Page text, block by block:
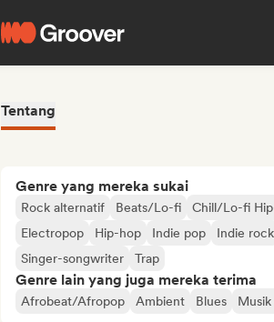
Tentang
Genre yang mereka sukai
Rock alternatif Beats/Lo-fi Chill/Lo-fi
Electropop
Hip-hop Indie pop Indie rock
Singer-songwriter
Trap
Genre lain yang juga mereka terima
Afrobeat/Afropop Ambient Blues Musik